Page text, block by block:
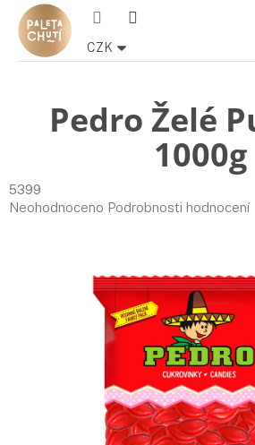
Přejít
obsah
CZK
Pedro Želé
1000g
5399
Průměrné
Neohodnoceno Podrobnosti hodnocení